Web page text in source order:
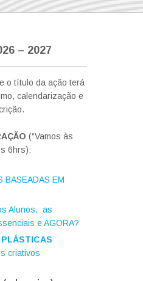
– 2027
o título da ação terá
calendarização e
(“Vamos às
6hrs):
BASEADAS EM
Alunos, as
eAGORA?
criativos